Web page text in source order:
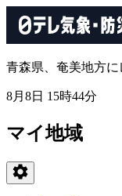
青森県、奄美地方
8月8日 15時44分
マイ地域